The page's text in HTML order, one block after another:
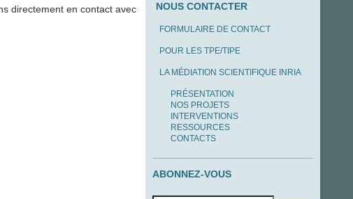
directement en contact avec
NOUS CONTACTER
FORMULAIRE DE CONTACT
POUR LES TPE/TIPE
LA MÉDIATION SCIENTIFIQUE INRIA
PRÉSENTATION
NOS PROJETS
INTERVENTIONS
RESSOURCES
CONTACTS
ABONNEZ-VOUS